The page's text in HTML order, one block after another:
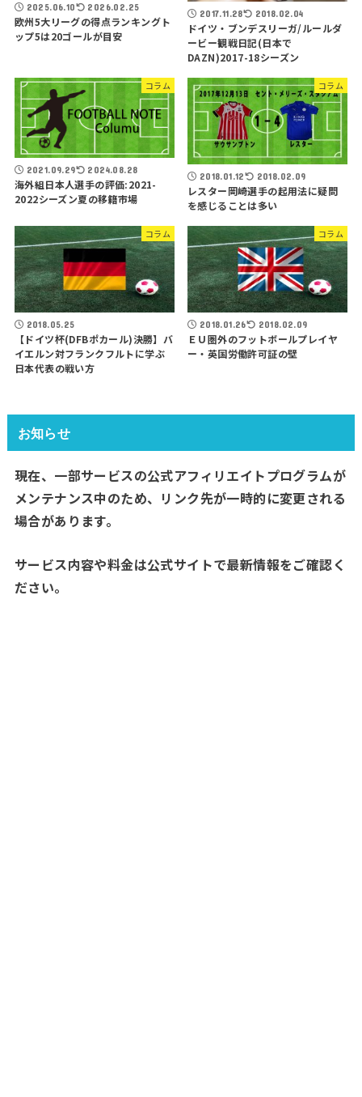
2025.06.10 2026.02.25
欧州5大リーグの得点ランキングト
ップ5は20ゴールが目安
2017.11.28 2018.02.04
ドイツ・ブンデスリーガ/ルールダ
ービー観戦日記(日本で
DAZN)2017-18シーズン
コラム
2021.09.29 2024.08.28
海外組日本人選手の評価:2021-
2022シーズン夏の移籍市場
コラム
2018.01.12 2018.02.09
レスター岡崎選手の起用法に疑問
を感じることは多い
コラム
2018.05.25
【ドイツ杯(DFBポカール)決勝】バ
イエルン対フランクフルトに学ぶ
日本代表の戦い方
コラム
2018.01.26 2018.02.09
ＥＵ圏外のフットボールプレイヤ
ー・英国労働許可証の壁
お知らせ
現在、一部サービスの公式アフィリエイトプログラムが
メンテナンス中のため、リンク先が一時的に変更される
場合があります。
サービス内容や料金は公式サイトで最新情報をご確認く
ださい。